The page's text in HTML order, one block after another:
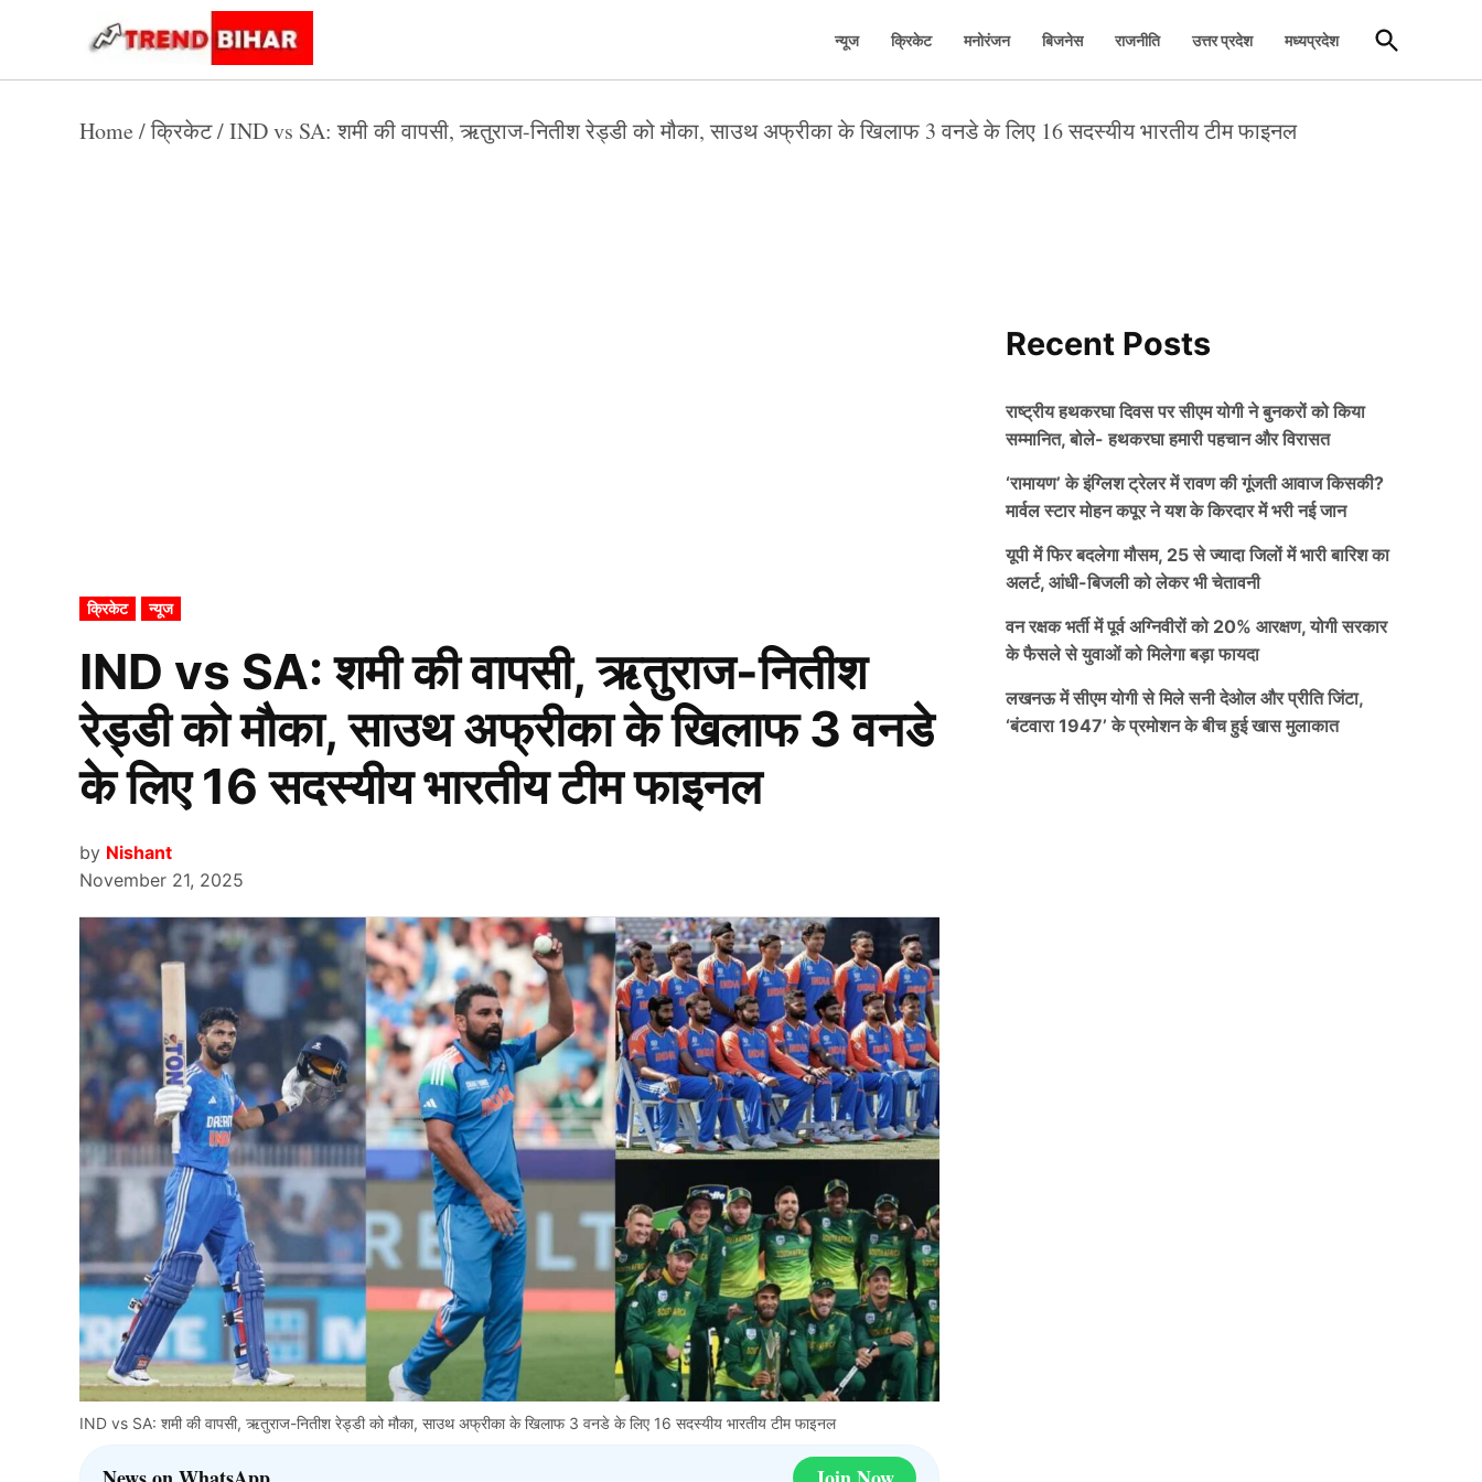
content
Bihar
न्यूज क्रिकेट मनोरंजन बिजनेस राजनीति उत्तर प्रदेश मध्यप्रदेश
Open
Search
Home /क्रिकेट/IND vs SA: शमी की वापसी, ऋतुराज-नितीश रेड्डी को मौका, साउथ अफ्रीका के खिलाफ 3 वनडे के लिए 16 सदस्यीय भारतीय टीम फाइनल
POSTED
IN
क्रिकेट न्यूज
IND vs SA: शमी की वापसी, ऋतुराज-नितीश
रेड्डी को मौका, साउथ अफ्रीका के खिलाफ 3 वनडे
के लिए 16 सदस्यीय भारतीय टीम फाइनल
by Nishant
November 21, 2025
IND vs SA: शमी की वापसी, ऋतुराज-नितीश रेड्डी को मौका, साउथ अफ्रीका के खिलाफ 3 वनडे के लिए 16 सदस्यीय भारतीय टीम फाइनल
Recent Posts
राष्ट्रीय हथकरघा दिवस पर सीएम योगी ने बुनकरों को किया
सम्मानित, बोले- हथकरघा हमारी पहचान और विरासत
‘रामायण’ के इंग्लिश ट्रेलर में रावण की गूंजती आवाज किसकी?
मार्वल स्टार मोहन कपूर ने यश के किरदार में भरी नई जान
यूपी में फिर बदलेगा मौसम, 25 से ज्यादा जिलों में भारी बारिश का
अलर्ट, आंधी-बिजली को लेकर भी चेतावनी
वन रक्षक भर्ती में पूर्व अग्निवीरों को 20% आरक्षण, योगी सरकार
के फैसले से युवाओं को मिलेगा बड़ा फायदा
लखनऊ में सीएम योगी से मिले सनी देओल और प्रीति जिंटा,
‘बंटवारा 1947’ के प्रमोशन के बीच हुई खास मुलाकात